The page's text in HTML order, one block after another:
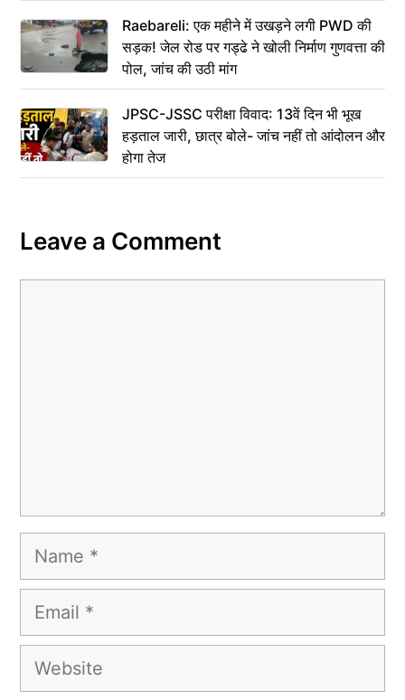
Raebareli: एक महीने में उखड़ने लगी PWD की
सड़क! जेल रोड पर गड्ढे ने खोली निर्माण गुणवत्ता की
पोल, जांच की उठी मांग
JPSC-JSSC परीक्षा विवाद: 13वें दिन भी भूख
हड़ताल जारी, छात्र बोले- जांच नहीं तो आंदोलन और
होगा तेज
Leave a Comment
Name
Email
Website